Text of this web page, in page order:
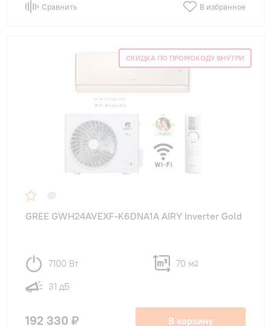
Сравнить В избранное
СКИДКА ПО ПРОМОКОДУ ВНУТРИ
GREE GWH24AVEXF-K6DNA1A AIRY Inverter Gold
7100 Вт 70 м2
31 дБ
192 330 ₽ В корзину